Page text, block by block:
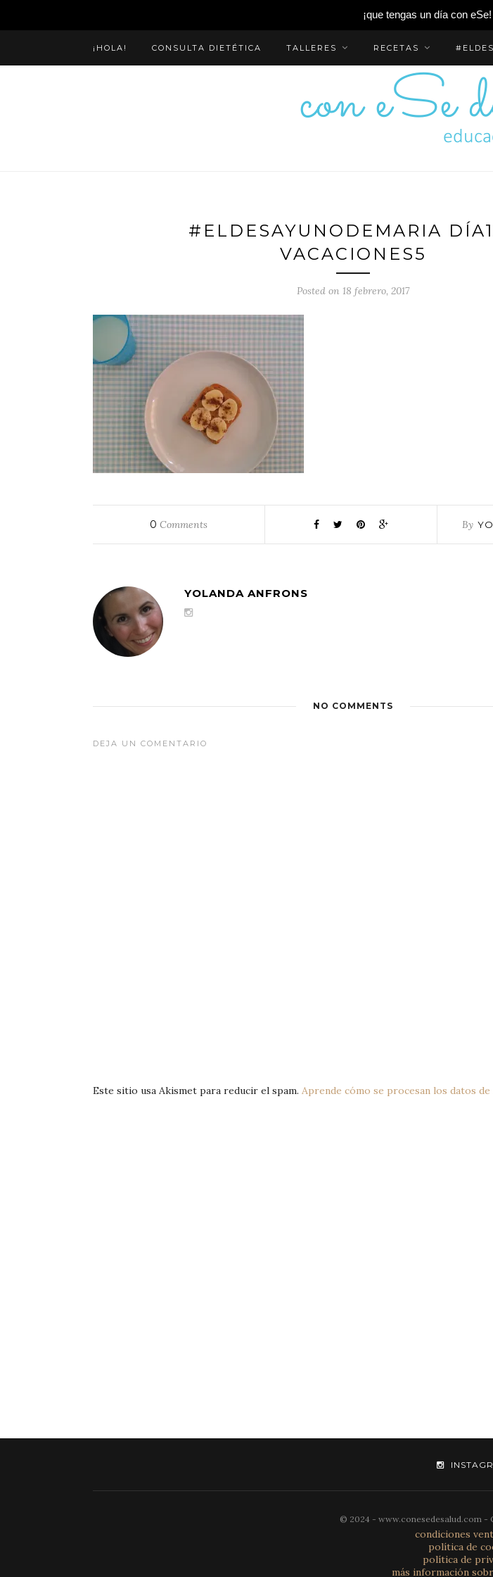
¡que tengas un día con eSe!
¡HOLA! CONSULTA DIETÉTICA TALLERES RECETAS
#ELDESAYUNODEMARIA
VACACIONES5
Posted on 18 febrero, 2017
0 Comments By
YOLANDA ANFRONS
NO COMMENTS
DEJA UN COMENTARIO
Este sitio usa Akismet para reducir el spam. Aprende cómo se procesan los datos
© 2024 - www.conesedesalud.com -
condiciones
política de
política de
más información